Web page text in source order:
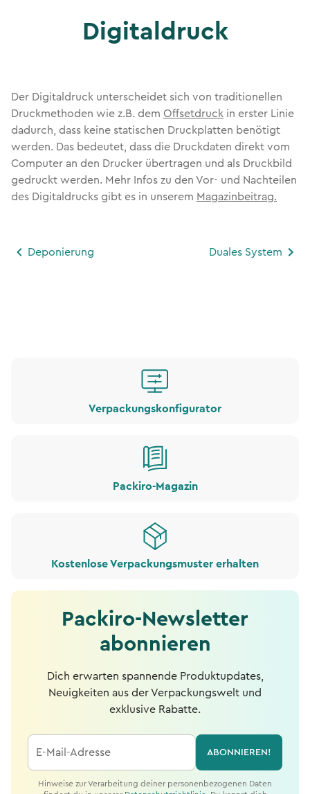
Digitaldruck
Der Digitaldruck unterscheidet sich von traditionellen
Druckmethoden wie z.B. dem Offsetdruck in erster Linie
dadurch, dass keine statischen Druckplatten benötigt
werden. Das bedeutet, dass die Druckdaten direkt vom
Computer an den Drucker übertragen und als Druckbild
gedruckt werden. Mehr Infos zu den Vor- und Nachteilen
des Digitaldrucks gibt es in unserem Magazinbeitrag.
Deponierung Duales System
Verpackungskonfigurator
Packiro-Magazin
Kostenlose Verpackungsmuster erhalten
Packiro-Newsletter
abonnieren
Dich erwarten spannende Produktupdates,
Neuigkeiten aus der Verpackungswelt und
exklusive Rabatte.
E-Mail-Adresse ABONNIEREN!
Hinweise zur Verarbeitung deiner personenbezogenen Daten